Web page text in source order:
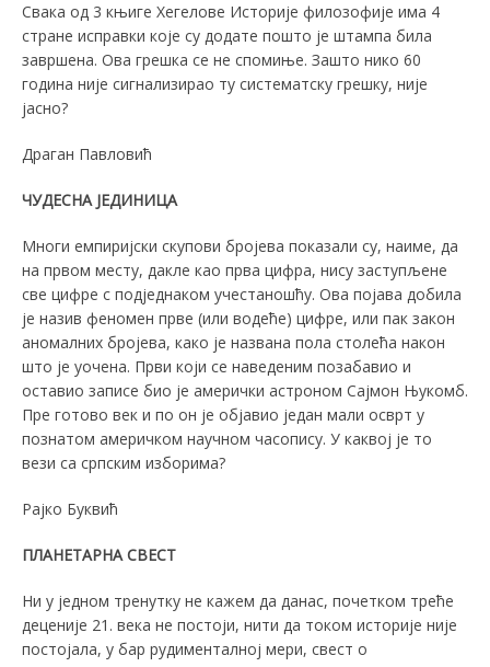
Свака од 3 књиге Хегелове Историје филозофије има 4
стране исправки које су додате пошто је штампа била
завршена. Ова грешка се не спомиње. Зашто нико 60
година није сигнализирао ту систематску грешку, није
јасно?
Драган Павловић
ЧУДЕСНА ЈЕДИНИЦА
Многи емпиријски скупови бројева показали су, наиме, да
на првом месту, дакле као прва цифра, нису заступљене
све цифре с подједнаком учестаношћу. Ова појава добила
је назив феномен прве (или водеће) цифре, или пак закон
аномалних бројева, како је названа пола столећа након
што је уочена. Први који се наведеним позабавио и
оставио записе био је амерички астроном Сајмон Њукомб.
Пре готово век и по он је објавио један мали осврт у
познатом америчком научном часопису. У каквој је то
вези са српским изборима?
Рајко Буквић
ПЛАНЕТАРНА СВЕСТ
Ни у једном тренутку не кажем да данас, почетком треће
деценије 21. века не постоји, нити да током историје није
постојала, у бар рудименталној мери, свест о